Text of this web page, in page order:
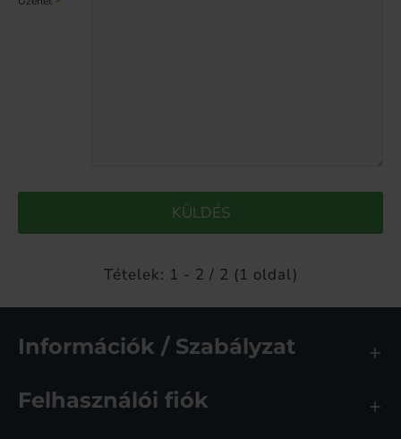
KÜLDÉS
Tételek: 1 - 2 / 2 (1 oldal)
Információk / Szabályzat
Felhasználói fiók